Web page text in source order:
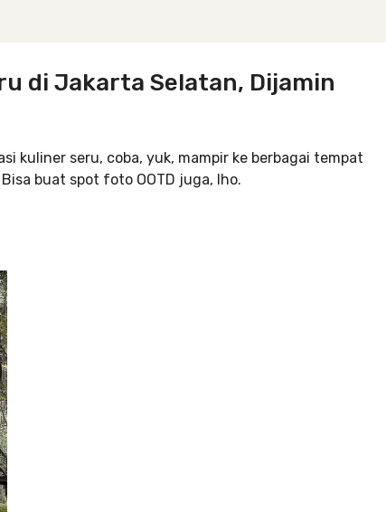
di Jakarta Selatan, Dijamin
kuliner seru, coba, yuk, mampir ke berbagai tempat
buat spot foto OOTD juga, lho.